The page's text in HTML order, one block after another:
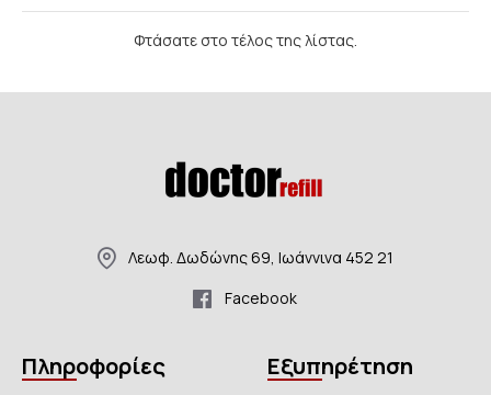
Φτάσατε στο τέλος της λίστας.
Λεωφ. Δωδώνης 69, Ιωάννινα 452 21
Facebook
Πληροφορίες Εξυπηρέτηση